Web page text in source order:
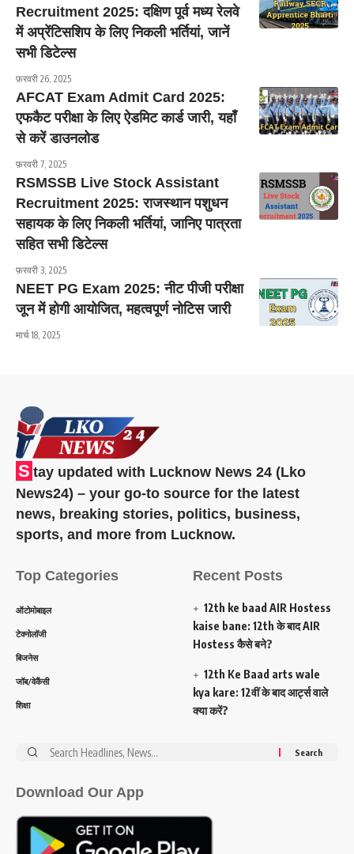
Recruitment 2025: दक्षिण पूर्व मध्य रेलवे
में अप्रेंटिसशिप के लिए निकली भर्तियां, जानें
सभी डिटेल्स
फ़रवरी 26, 2025
AFCAT Exam Admit Card 2025:
एफकैट परीक्षा के लिए ऐडमिट कार्ड जारी, यहाँ
से करें डाउनलोड
फ़रवरी 7, 2025
RSMSSB Live Stock Assistant
Recruitment 2025: राजस्थान पशुधन
सहायक के लिए निकली भर्तियां, जानिए पात्रता
सहित सभी डिटेल्स
फ़रवरी 3, 2025
NEET PG Exam 2025: नीट पीजी परीक्षा
जून में होगी आयोजित, महत्वपूर्ण नोटिस जारी
मार्च 18, 2025
S tay updated with Lucknow News 24 (Lko
News24) – your go-to source for the latest
news, breaking stories, politics, business,
sports, and more from Lucknow.
Top Categories
ऑटोमोबाइल
टेक्नोलॉजी
बिजनेस
जॉब/वेकैंसी
शिक्षा
Recent Posts
12th ke baad AIR Hostess
kaise bane: 12th के बाद AIR
Hostess कैसे बने?
12th Ke Baad arts wale
kya kare: 12वीं के बाद आर्ट्स वाले
क्या करें?
Search
Download Our App